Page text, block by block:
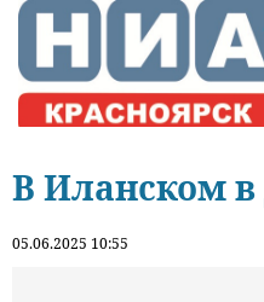
В Иланском в
05.06.2025 10:55